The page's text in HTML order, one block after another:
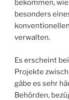
bekommen,
besonders
verwalten.
Es erscheint
Projekte
gäbe es sehr
Behörden,